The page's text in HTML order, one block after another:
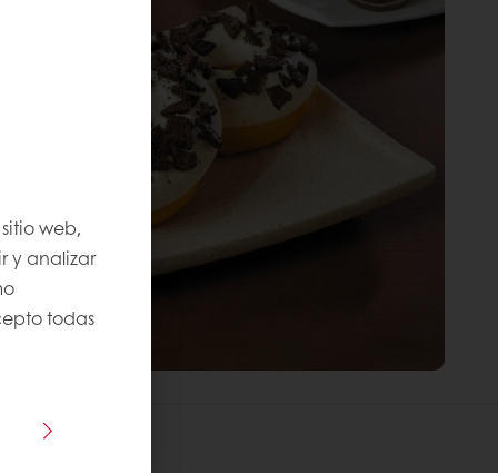
web,
y analizar
todas